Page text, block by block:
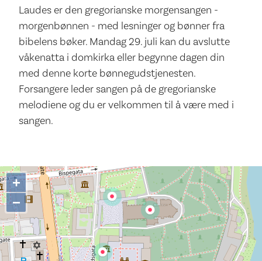
Laudes er den gregorianske morgensangen -
morgenbønnen - med lesninger og bønner fra
bibelens bøker. Mandag 29. juli kan du avslutte
våkenatta i domkirka eller begynne dagen din
med denne korte bønnegudstjenesten.
Forsangere leder sangen på de gregorianske
melodiene og du er velkommen til å være med i
sangen.
+
−